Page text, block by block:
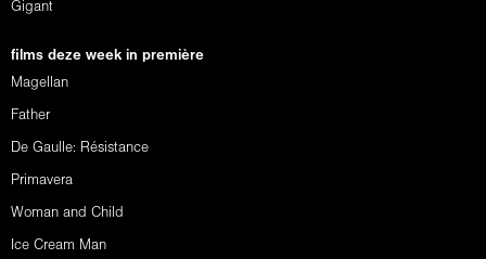
Gigant
films deze week in première
Magellan
Father
De Gaulle: Résistance
Primavera
Woman and Child
Ice Cream Man